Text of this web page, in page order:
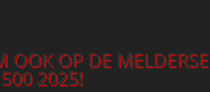
OOK OP DE MELDERSE
2025!